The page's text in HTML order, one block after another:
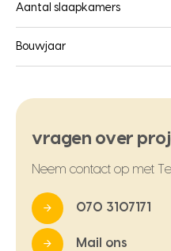
Aantal slaapkamers
Bouwjaar
vragen over
Neem contact op met
070 3107171
Mail ons